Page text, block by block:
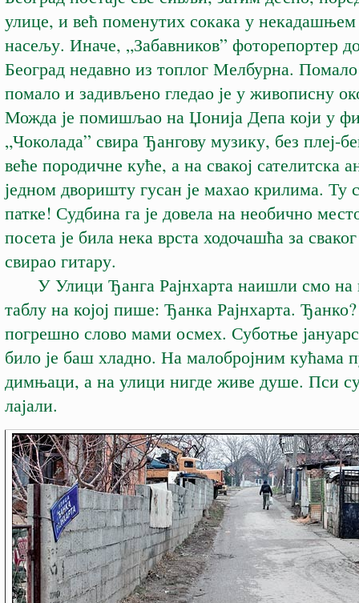
улице, и већ поменутих сокака у
насељу. Иначе, „Забавников” фоторепортер
Београд недавно из топлог Мелбурна.
помало и задивљено гледао је у живописну
Можда је помишљао на Џонија Депа који у
„Чоколада” свира Ђангову музику, без плеј-
веће породичне куће, а на свакој сателитска
једном дворишту гусан је махао крилима. Ту
патке! Судбина га је довела на необично
посета је била нека врста ходочашћа за
свирао гитару.
У Улици Ђанга Рајнхарта наишли смо на
таблу на којој пише: Ђанка Рајнхарта.
погрешно слово мами осмех. Суботње
било је баш хладно. На малобројним кућама
димњаци, а на улици нигде живе душе. Пси
лајали.